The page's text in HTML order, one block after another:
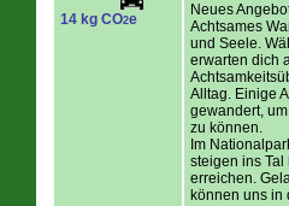
14 kg CO2e
Neues
Achtsames
und Seele.
erwarten dich
Alltag. Einige
gewandert,
zu können.
Im
steigen ins
erreichen.
können uns in